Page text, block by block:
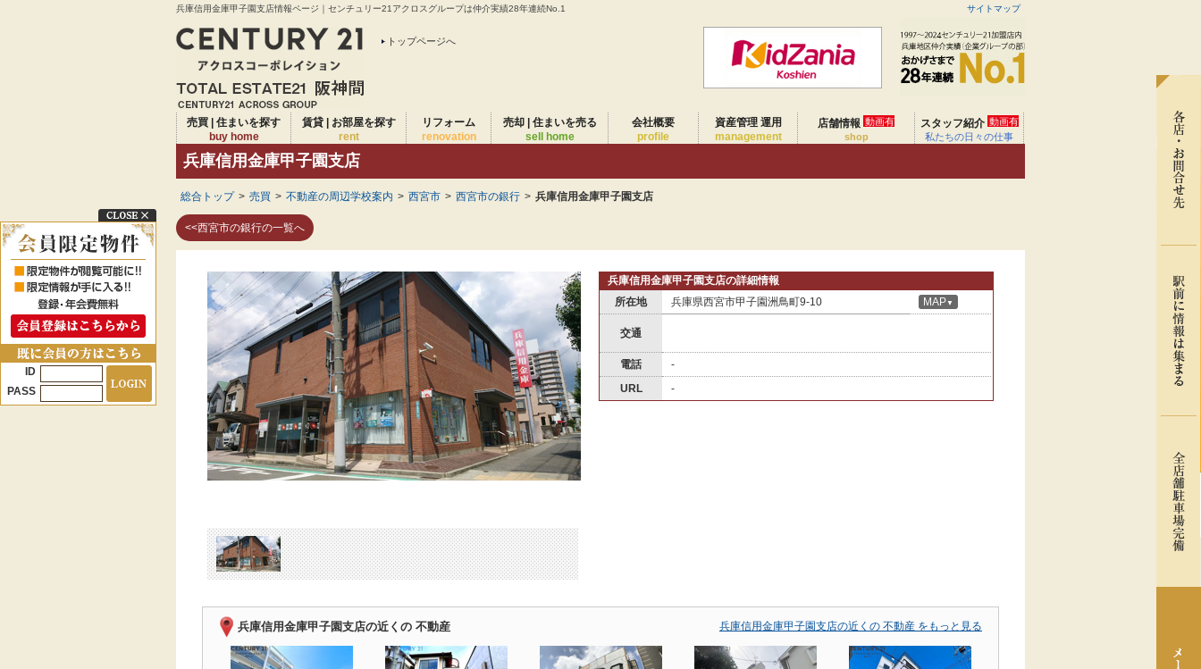
兵庫信用金庫甲子園支店情報ページ｜センチュリー21アクロスグループは仲介実績28年連続No.1 サイトマップ
トップページへ
売買 | 住まいを探す
buy home
賃貸 | お部屋を探す
rent
リフォーム
renovation
売却 | 住まいを売る
sell home
会社概要
profile
資産管理 運用
management
店舗情報 動画有
shop
スタッフ紹介 動画有
私たちの日々の仕事
兵庫信用金庫甲子園支店
総合トップ > 売買 > 不動産の周辺学校案内 > 西宮市 > 西宮市の銀行 > 兵庫信用金庫甲子園支店
<<西宮市の銀行の一覧へ
兵庫信用金庫甲子園支店の詳細情報
所在地
兵庫県西宮市甲子園洲鳥町9-10 MAP ▼
交通
電話
-
URL
-
兵庫信用金庫甲子園支店の近くの 不動産 兵庫信用金庫甲子園支店の近くの 不動産 をもっと見る
ID
PASS